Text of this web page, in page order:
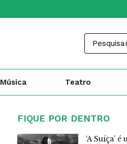
Música Teatro
FIQUE POR DENTRO
‘A Suíça’